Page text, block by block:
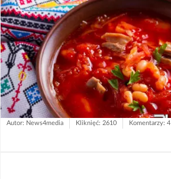
Autor: News4media Kliknięć: 2610 Komentarzy: 4